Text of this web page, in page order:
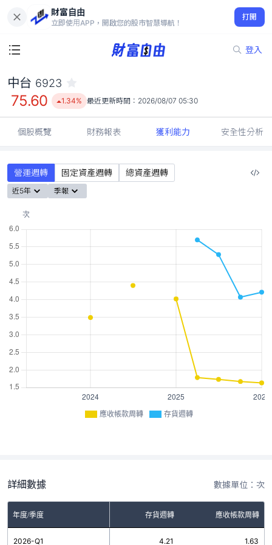
財富自由
立即使用APP，開啟您的股市智慧導航！
打開
登入
75.60
1.34%
中台 6923
75.60 1.34% 最近更新時間： 2026/08/07 05:30
個股概覽 財務報表 獲利能力 安全性分析
營運週轉 固定資產週轉 總資產週轉
近5年 季報
應收帳款周轉 存貨週轉
詳細數據 數據單位：次
年度/季度 存貨週轉 應收帳款周轉
2026-Q1 4.21 1.63